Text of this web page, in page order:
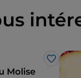
J’aime
Molise